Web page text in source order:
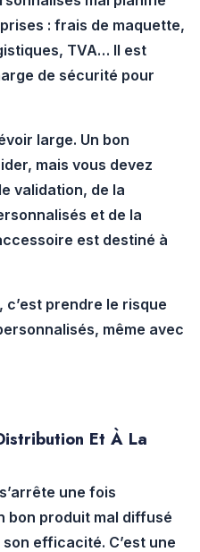
: frais de maquette,
TVA… Il est
de sécurité pour
large. Un bon
mais vous devez
validation, de la
et de la
est destiné à
prendre le risque
, même avec
Et À La
une fois
bon produit mal diffusé
efficacité. C’est une